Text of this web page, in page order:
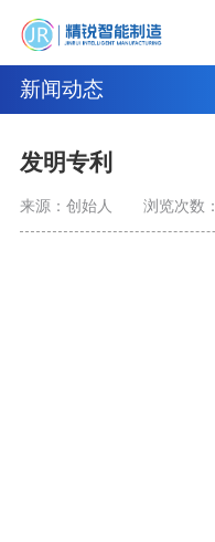
新闻动态
发明专利
来源：创始人 浏览次数：